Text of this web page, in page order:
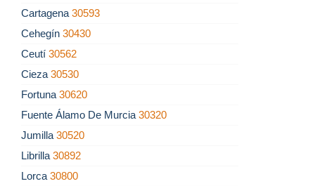
Cartagena 30593
Cehegín 30430
Ceutí 30562
Cieza 30530
Fortuna 30620
Fuente Álamo De Murcia 30320
Jumilla 30520
Librilla 30892
Lorca 30800